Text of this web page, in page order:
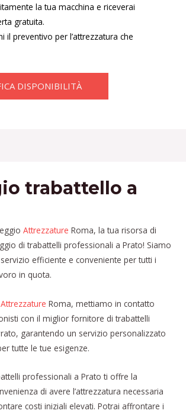
la tua macchina e riceverai
gratuita.
il preventivo per l’attrezzatura che
DISPONIBILITÀ
trabattello a
Attrezzature Roma, la tua risorsa di
di trabattelli professionali a Prato! Siamo
efficiente e conveniente per tutti i
in quota.
Roma, mettiamo in contatto
con il miglior fornitore di trabattelli
garantendo un servizio personalizzato
tutte le tue esigenze.
professionali a Prato ti offre la
di avere l’attrezzatura necessaria
costi iniziali elevati. Potrai affrontare i